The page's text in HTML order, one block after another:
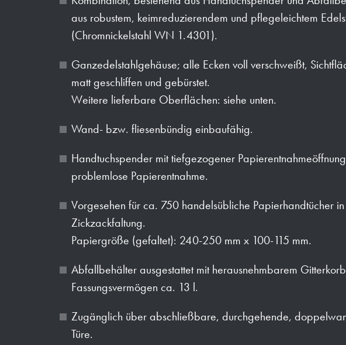
aus robustem, keimreduzierendem und pflegeleichtem
(Chromnickelstahl WN 1.4301).
Ganzedelstahlgehäuse; alle Ecken voll verschweißt,
matt geschliffen und gebürstet.
Weitere lieferbare Oberflächen: siehe unten.
Wand- bzw. fliesenbündig einbaufähig.
Handtuchspender mit tiefgezogener
problemlose Papierentnahme.
Vorgesehen für ca. 750 handelsübliche Papierhandtücher in
Zickzackfaltung.
Papiergröße (gefaltet): 240-250 mm x 100-115 mm.
Abfallbehälter ausgestattet mit herausnehmbarem
Fassungsvermögen ca. 13 l.
Zugänglich über abschließbare, durchgehende,
Türe.